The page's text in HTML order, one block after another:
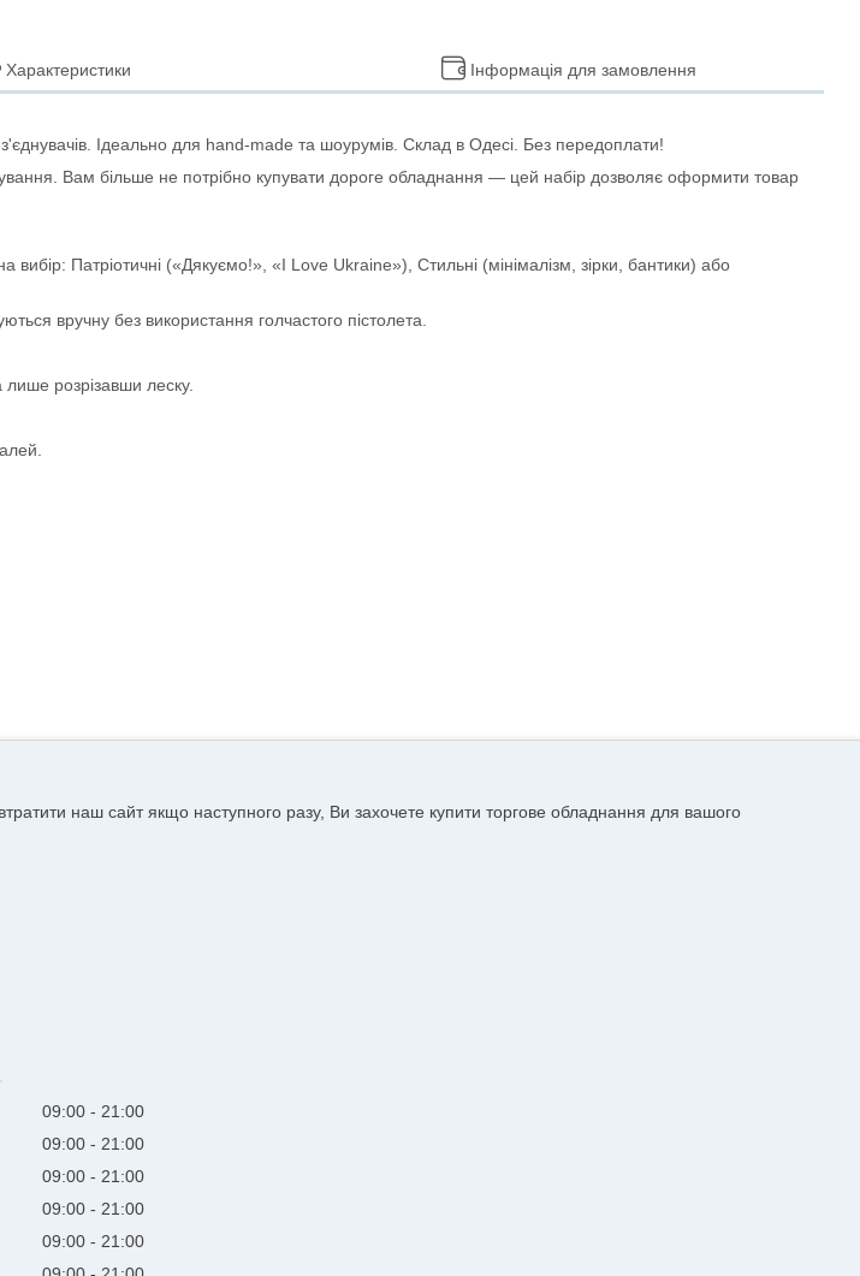
Характеристики Інформація для замовлення
Ідеально для hand-made та шоурумів. Склад в Одесі. Без передоплати!
Вам більше не потрібно купувати дороге обладнання — цей набір дозволяє оформити товар
Патріотичні («Дякуємо!», «I Love Ukraine»), Стильні (мінімалізм, зірки, бантики) або
вручну без використання голчастого пістолета.
розрізавши леску.
наш сайт якщо наступного разу, Ви захочете купити торгове обладнання для вашого
09:00
21:00
09:00
21:00
09:00
21:00
09:00
21:00
09:00
21:00